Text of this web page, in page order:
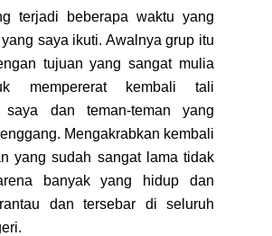
terjadi beberapa waktu yang
saya ikuti. Awalnya grup itu
tujuan yang sangat mulia
mempererat kembali tali
saya dan teman-teman yang
Mengakrabkan kembali
yang sudah sangat lama tidak
banyak yang hidup dan
dan tersebar di seluruh